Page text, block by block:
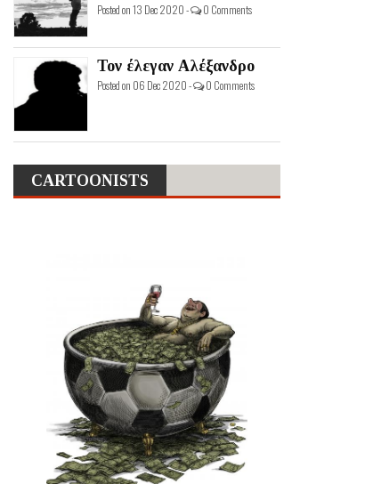
Posted on 13 Dec 2020 - 0 Comments
Τον έλεγαν Αλέξανδρο
Posted on 06 Dec 2020 - 0 Comments
CARTOONISTS